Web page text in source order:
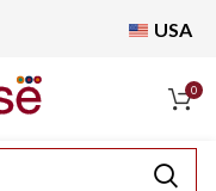
USA
0